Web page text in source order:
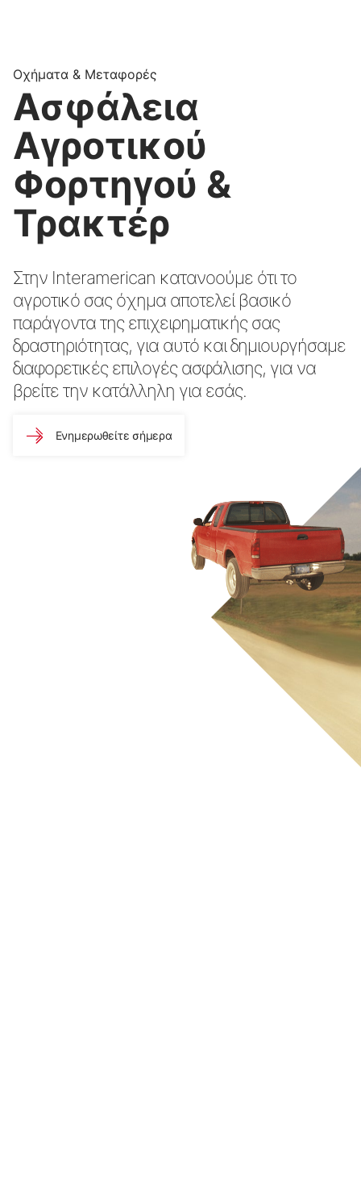
Οχήματα & Μεταφορές
Ασφάλεια
Αγροτικού
Φορτηγού &
Τρακτέρ
Στην Interamerican κατανοούμε ότι το
αγροτικό σας όχημα αποτελεί βασικό
παράγοντα της επιχειρηματικής σας
δραστηριότητας, για αυτό και δημιουργήσαμε
διαφορετικές επιλογές ασφάλισης, για να
βρείτε την κατάλληλη για εσάς.
Ενημερωθείτε σήμερα